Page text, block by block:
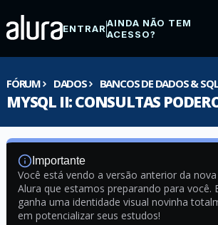
ENTRARAINDA NÃO TEM
ACESSO?
FÓRUM DADOS BANCOS DE DADOS & SQL
MYSQL II: CONSULTAS
Importante
Você está vendo a versão anterior da
Alura que estamos preparando para você.
ganha uma identidade visual novinha
em potencializar seus estudos!